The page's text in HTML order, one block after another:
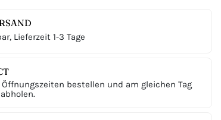
Lieferzeit 1-3 Tage
bestellen und am gleichen Tag